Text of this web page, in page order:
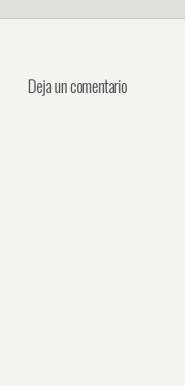
Deja un comentario